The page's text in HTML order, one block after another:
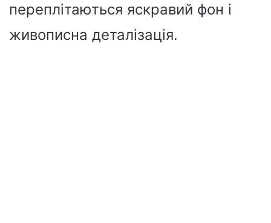
переплітаються яскравий фон і
живописна деталізація.